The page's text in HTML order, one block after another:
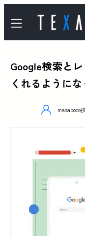
Google検索と
くれるように
masapoco